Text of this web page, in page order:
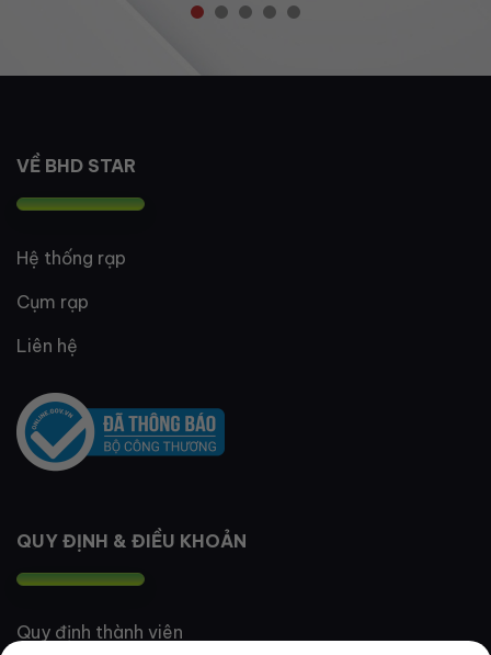
VỀ BHD STAR
Hệ thống rạp
Cụm rạp
Liên hệ
QUY ĐỊNH & ĐIỀU KHOẢN
Quy định thành viên